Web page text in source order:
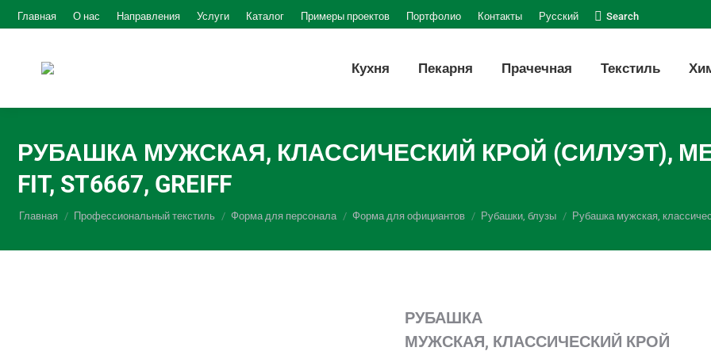
Главная О нас Направления Услуги Каталог Примеры проектов Портфолио Контакты Русский Поиск:
Search
Кухня Пекарня Прачечная Текстиль
РУБАШКА МУЖСКАЯ, КЛАССИЧЕСКИЙ КРОЙ (СИЛУЭТ),
FIT, ST6667, GREIFF
Вы здесь:
Главная Профессиональный текстиль Форма для персонала Форма для официантов Рубашки, блузы Рубашка мужская,
РУБАШКА
МУЖСКАЯ, КЛАССИЧЕСКИЙ КРОЙ